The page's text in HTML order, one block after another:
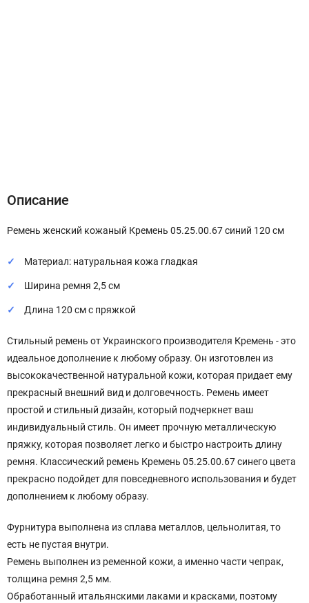
Описание
Ремень женский кожаный Кремень 05.25.00.67 синий 120 см
Материал: натуральная кожа гладкая
Ширина ремня 2,5 см
Длина 120 см с пряжкой
Стильный ремень от Украинского производителя Кремень - это
идеальное дополнение к любому образу. Он изготовлен из
высококачественной натуральной кожи, которая придает ему
прекрасный внешний вид и долговечность. Ремень имеет
простой и стильный дизайн, который подчеркнет ваш
индивидуальный стиль. Он имеет прочную металлическую
пряжку, которая позволяет легко и быстро настроить длину
ремня. Классический ремень Кремень 05.25.00.67 синего цвета
прекрасно подойдет для повседневного использования и будет
дополнением к любому образу.
Фурнитура выполнена из сплава металлов, цельнолитая, то
есть не пустая внутри.
Ремень выполнен из ременной кожи, а именно части чепрак,
толщина ремня 2,5 мм.
Обработанный итальянскими лаками и красками, поэтому